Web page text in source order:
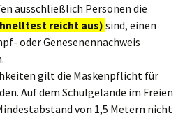
ausschließlich Personen die
reicht aus) sind, einen
oder Genesenennachweis
gilt die Maskenpflicht für
Auf dem Schulgelände im Freien
von 1,5 Metern nicht